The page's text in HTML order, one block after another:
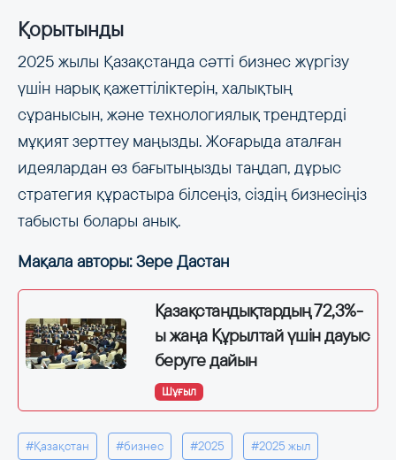
Қорытынды
2025 жылы Қазақстанда сәтті бизнес жүргізу
үшін нарық қажеттіліктерін, халықтың
сұранысын, және технологиялық трендтерді
мұқият зерттеу маңызды. Жоғарыда аталған
идеялардан өз бағытыңызды таңдап, дұрыс
стратегия құрастыра білсеңіз, сіздің бизнесіңіз
табысты болары анық.
Мақала авторы: Зере Дастан
Қазақстандықтардың 72,3%-
ы жаңа Құрылтай үшін дауыс
беруге дайын
Шұғыл
#Қазақстан #бизнес #2025 #2025 жыл